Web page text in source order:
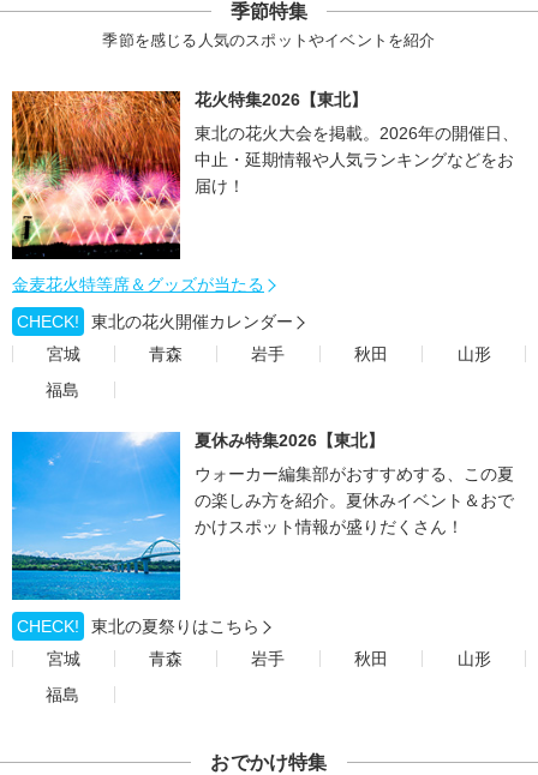
季節特集
季節を感じる人気のスポットやイベントを紹介
花火特集2026【東北】
東北の花火大会を掲載。2026年の開催日、
中止・延期情報や人気ランキングなどをお
届け！
金麦花火特等席＆グッズが当たる
CHECK!
東北の花火開催カレンダー
宮城
青森 岩手 秋田
山形
福島
夏休み特集2026【東北】
ウォーカー編集部がおすすめする、この夏
の楽しみ方を紹介。夏休みイベント＆おで
かけスポット情報が盛りだくさん！
CHECK!
東北の夏祭りはこちら
宮城
青森 岩手 秋田
山形
福島
おでかけ特集